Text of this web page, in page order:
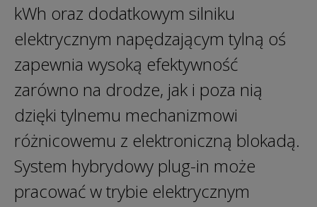
kWh oraz dodatkowym silniku
elektrycznym napędzającym tylną oś
zapewnia wysoką efektywność
zarówno na drodze, jak i poza nią
dzięki tylnemu mechanizmowi
różnicowemu z elektroniczną blokadą.
System hybrydowy plug-in może
pracować w trybie elektrycznym